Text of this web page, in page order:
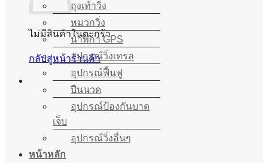
ไม่มีสินค้าในตะกร้า
กลับสู่หน้าร้านค้า
ถุงเท้าวิ่ง
หมวกวิ่ง
นาฬิกา GPS
อุปกรณ์วิ่งเทรล
อุปกรณ์ฟื้นฟู
ปืนนวด
อุปกรณ์ป้องกันบาด
เจ็บ
อุปกรณ์วิ่งอื่นๆ
หน้าหลัก